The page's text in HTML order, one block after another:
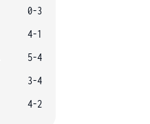
0-3
4-1
5-4
3-4
4-2